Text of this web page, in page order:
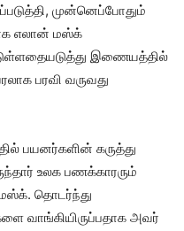
முன்னெப்போதும்
எலான் மஸ்க்
இணையத்தில்
பரவி வருவது
பயனர்களின் கருத்து
உலக பணக்காரரும்
தொடர்ந்து
வாங்கியிருப்பதாக அவர்